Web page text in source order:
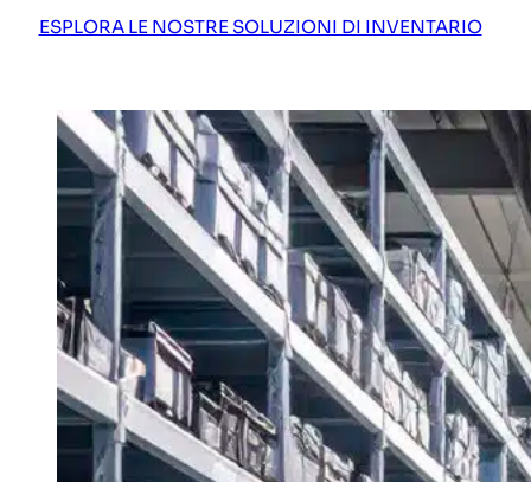
ESPLORA LE NOSTRE SOLUZIONI DI INVENTARIO